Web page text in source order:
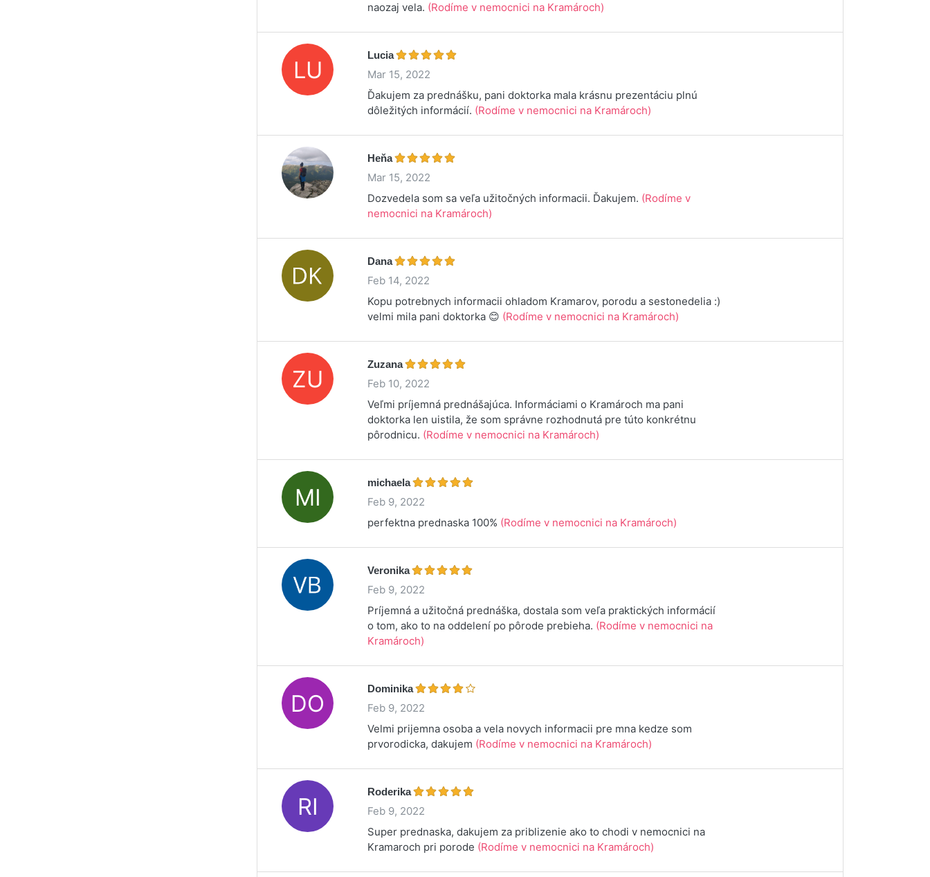
naozaj vela. (Rodíme v nemocnici na Kramároch)
Lucia
Mar 15, 2022
Ďakujem za prednášku, pani doktorka mala krásnu prezentáciu plnú
dôležitých informácií. (Rodíme v nemocnici na Kramároch)
Heňa
Mar 15, 2022
Dozvedela som sa veľa užitočných informacii. Ďakujem. (Rodíme v
nemocnici na Kramároch)
Dana
Feb 14, 2022
Kopu potrebnych informacii ohladom Kramarov, porodu a sestonedelia :)
velmi mila pani doktorka 😊 (Rodíme v nemocnici na Kramároch)
Zuzana
Feb 10, 2022
Veľmi príjemná prednášajúca. Informáciami o Kramároch ma pani
doktorka len uistila, že som správne rozhodnutá pre túto konkrétnu
pôrodnicu. (Rodíme v nemocnici na Kramároch)
michaela
Feb 9, 2022
perfektna prednaska 100% (Rodíme v nemocnici na Kramároch)
Veronika
Feb 9, 2022
Príjemná a užitočná prednáška, dostala som veľa praktických informácií
o tom, ako to na oddelení po pôrode prebieha. (Rodíme v nemocnici na
Kramároch)
Dominika
Feb 9, 2022
Velmi prijemna osoba a vela novych informacii pre mna kedze som
prvorodicka, dakujem (Rodíme v nemocnici na Kramároch)
Roderika
Feb 9, 2022
Super prednaska, dakujem za priblizenie ako to chodi v nemocnici na
Kramaroch pri porode (Rodíme v nemocnici na Kramároch)